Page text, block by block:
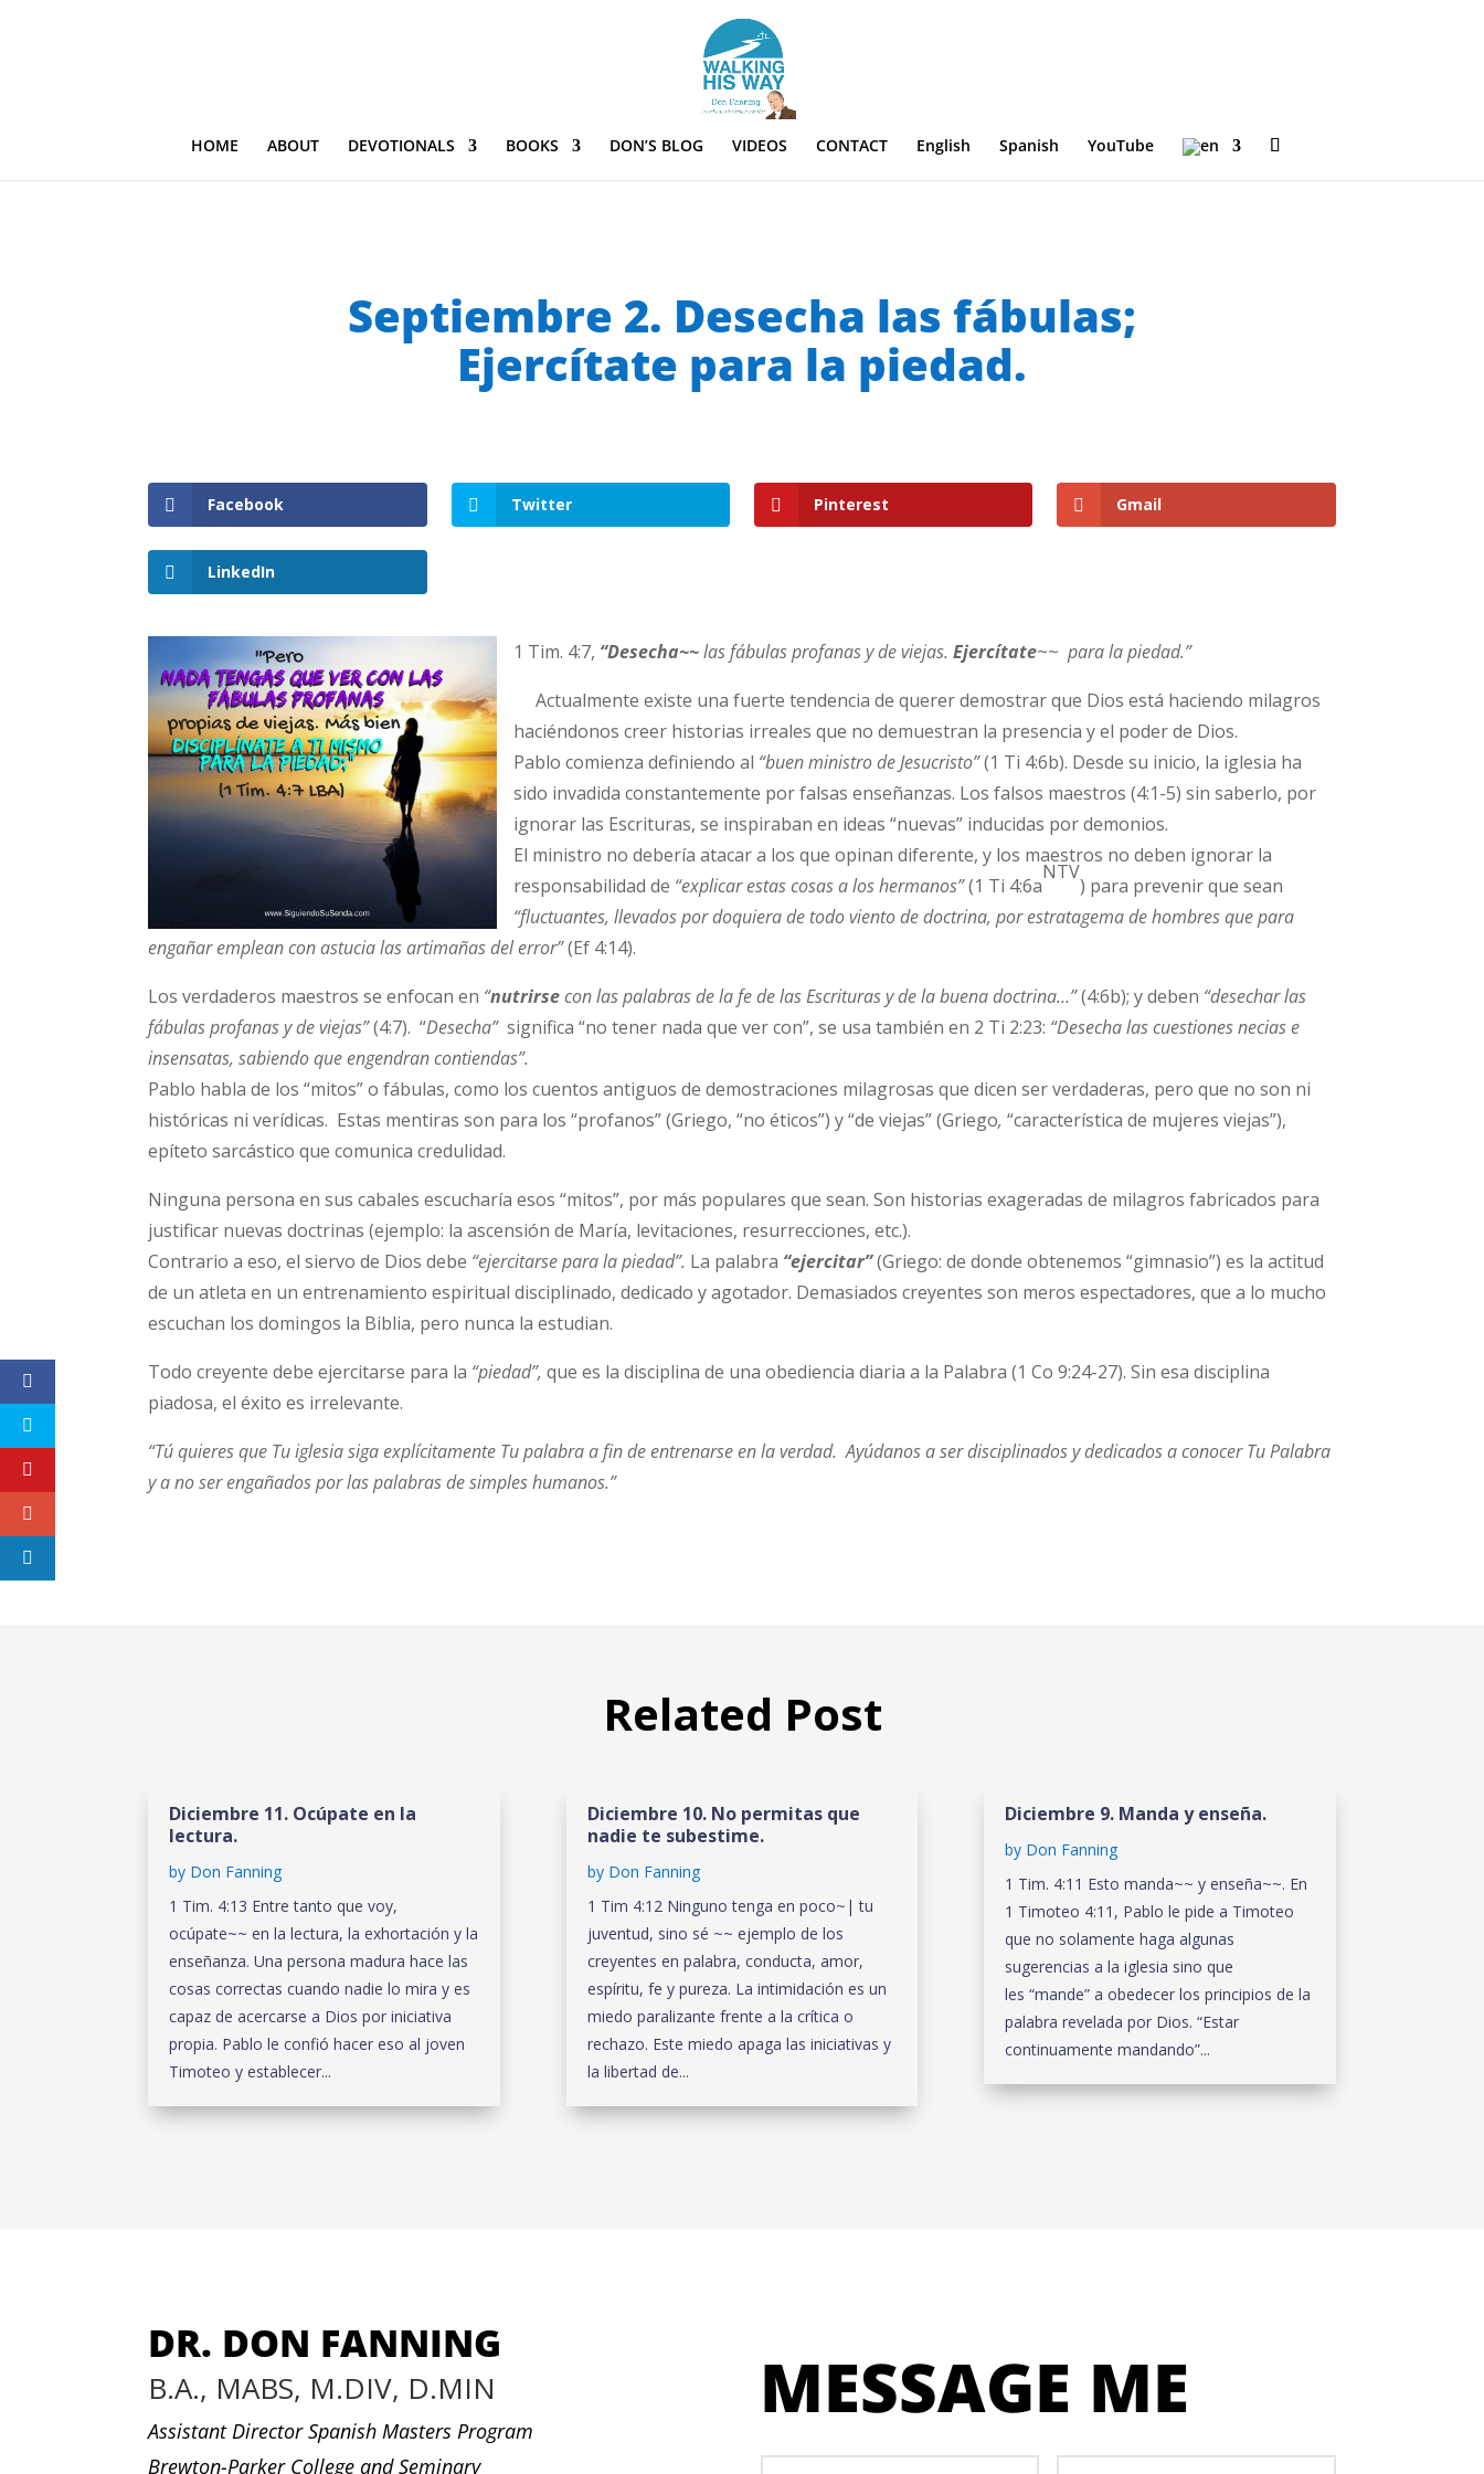
HOME ABOUT DEVOTIONALS BOOKS DON’S BLOG VIDEOS CONTACT English Spanish YouTube
Septiembre 2. Desecha las fábulas;
Ejercítate para la piedad.
Facebook Twitter Pinterest Gmail
LinkedIn
1 Tim. 4:7, “Desecha~~las fábulas profanas y de viejas.Ejercítate~~para la piedad.”
Actualmente existe una fuerte tendencia de querer demostrar que Dios está haciendo milagros
haciéndonos creer historias irreales que no demuestran la presencia y el poder de Dios.
Pablo comienza definiendo al “buen ministro de Jesucristo”(1 Ti 4:6b). Desde su inicio, la iglesia ha
sido invadida constantemente por falsas enseñanzas. Los falsos maestros (4:1-5) sin saberlo, por
ignorar las Escrituras, se inspiraban en ideas “nuevas” inducidas por demonios.
El ministro no debería atacar a los que opinan diferente, y los maestros no deben ignorar la
responsabilidad de “explicar estas cosas a los hermanos”(1 Ti 4:6a
NTV
) para prevenir que sean
“fluctuantes, llevados por doquiera de todo viento de doctrina, por estratagema de hombres que para
engañar emplean con astucia las artimañas del error”(Ef 4:14).
Los verdaderos maestros se enfocan en “nutrirsecon las palabras de la fe de las Escrituras y de la buena doctrina…”(4:6b); y deben “desechar las
fábulas profanas y de viejas”(4:7). “Desecha” significa “no tener nada que ver con”, se usa también en 2 Ti 2:23: “Desecha las cuestiones necias e
insensatas, sabiendo que engendran contiendas”.
Pablo habla de los “mitos” o fábulas, como los cuentos antiguos de demostraciones milagrosas que dicen ser verdaderas, pero que no son ni
históricas ni verídicas. Estas mentiras son para los “profanos” (Griego, “no éticos”) y “de viejas” (Griego,“característica de mujeres viejas”),
epíteto sarcástico que comunica credulidad.
Ninguna persona en sus cabales escucharía esos “mitos”, por más populares que sean. Son historias exageradas de milagros fabricados para
justificar nuevas doctrinas (ejemplo: la ascensión de María, levitaciones, resurrecciones, etc.).
Contrario a eso, el siervo de Dios debe “ejercitarse para la piedad”. La palabra “ejercitar”(Griego: de donde obtenemos “gimnasio”) es la actitud
de un atleta en un entrenamiento espiritual disciplinado, dedicado y agotador. Demasiados creyentes son meros espectadores, que a lo mucho
escuchan los domingos la Biblia, pero nunca la estudian.
Todo creyente debe ejercitarse para la “piedad”, que es la disciplina de una obediencia diaria a la Palabra (1 Co 9:24-27). Sin esa disciplina
piadosa, el éxito es irrelevante.
“Tú quieres que Tu iglesia siga explícitamente Tu palabra a fin de entrenarse en la verdad. Ayúdanos a ser disciplinados y dedicados a conocer Tu Palabra
y a no ser engañados por las palabras de simples humanos.”
Related Post
Diciembre 11. Ocúpate en la
lectura.
by Don Fanning
1 Tim. 4:13 Entre tanto que voy,
ocúpate~~ en la lectura, la exhortación y la
enseñanza. Una persona madura hace las
cosas correctas cuando nadie lo mira y es
capaz de acercarse a Dios por iniciativa
propia. Pablo le confió hacer eso al joven
Timoteo y establecer...
Diciembre 10. No permitas que
nadie te subestime.
by Don Fanning
1 Tim 4:12 Ninguno tenga en poco~| tu
juventud, sino sé ~~ ejemplo de los
creyentes en palabra, conducta, amor,
espíritu, fe y pureza. La intimidación es un
miedo paralizante frente a la crítica o
rechazo. Este miedo apaga las iniciativas y
la libertad de...
Diciembre 9. Manda y enseña.
by Don Fanning
1 Tim. 4:11 Esto manda~~ y enseña~~. En
1 Timoteo 4:11, Pablo le pide a Timoteo
que no solamente haga algunas
sugerencias a la iglesia sino que
les “mande” a obedecer los principios de la
palabra revelada por Dios. “Estar
continuamente mandando”...
DR. DON FANNING
B.A., MABS, M.DIV, D.MIN
Assistant Director Spanish Masters Program
Brewton-Parker College and Seminary
MESSAGE ME